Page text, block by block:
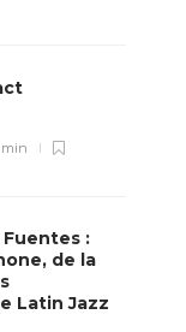
min
Fuentes :
de la
Latin Jazz